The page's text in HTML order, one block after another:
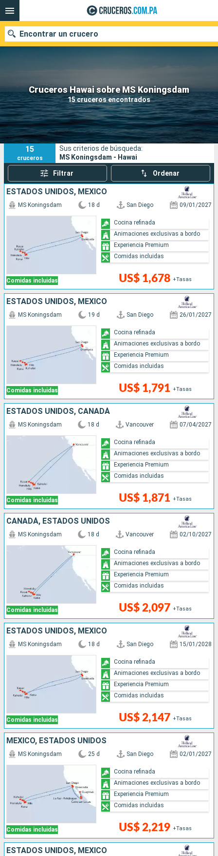
Cruceros Hawai sobre MS Koningsdam
15 cruceros encontrados
Encontrar un crucero
Nuestros destinos
Fecha de salida
Puertos Compañías
Buscar
15
cruceros
Sus criterios de búsqueda:
MS Koningsdam - Hawai
Filtrar Ordenar
ESTADOS UNIDOS, MÉXICO
Comidas incluidas
MS Koningsdam 18 d San Diego 09/01/2027
US$ 1,678 +Tasas
Cocina refinada
Animaciones exclusivas a bordo
Experiencia Premium
Comidas incluidas
ESTADOS UNIDOS, MÉXICO
Comidas incluidas
MS Koningsdam 19 d San Diego 26/01/2027
US$ 1,791 +Tasas
Cocina refinada
Animaciones exclusivas a bordo
Experiencia Premium
Comidas incluidas
ESTADOS UNIDOS, CANADÁ
Comidas incluidas
MS Koningsdam 18 d Vancouver 07/04/2027
US$ 1,871 +Tasas
Cocina refinada
Animaciones exclusivas a bordo
Experiencia Premium
Comidas incluidas
CANADÁ, ESTADOS UNIDOS
Comidas incluidas
MS Koningsdam 18 d Vancouver 02/10/2027
US$ 2,097 +Tasas
Cocina refinada
Animaciones exclusivas a bordo
Experiencia Premium
Comidas incluidas
ESTADOS UNIDOS, MÉXICO
Comidas incluidas
MS Koningsdam 18 d San Diego 15/01/2028
US$ 2,147 +Tasas
Cocina refinada
Animaciones exclusivas a bordo
Experiencia Premium
Comidas incluidas
MÉXICO, ESTADOS UNIDOS
Comidas incluidas
MS Koningsdam 25 d San Diego 02/01/2027
US$ 2,219 +Tasas
Cocina refinada
Animaciones exclusivas a bordo
Experiencia Premium
Comidas incluidas
ESTADOS UNIDOS, MÉXICO